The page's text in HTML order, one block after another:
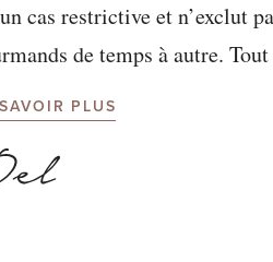
cas restrictive et n’exclut
de temps à autre.
PLUS